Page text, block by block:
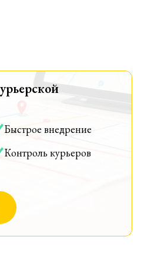
Быстрое внедрение
Контроль курьеров